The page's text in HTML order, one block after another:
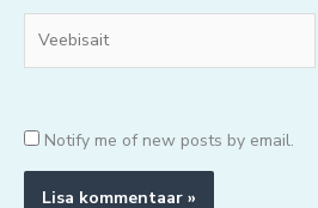
Notify me of new posts by email.